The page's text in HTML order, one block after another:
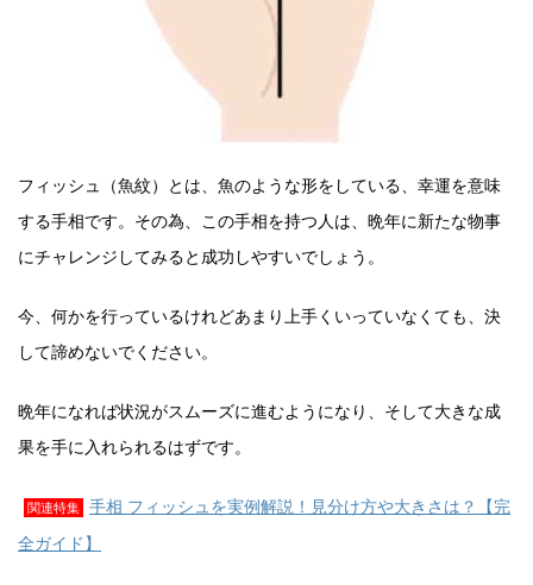
フィッシュ（魚紋）とは、魚のような形をしている、幸運を意味
する手相です。その為、この手相を持つ人は、晩年に新たな物事
にチャレンジしてみると成功しやすいでしょう。
今、何かを行っているけれどあまり上手くいっていなくても、決
して諦めないでください。
晩年になれば状況がスムーズに進むようになり、そして大きな成
果を手に入れられるはずです。
関連特集
手相 フィッシュを実例解説！見分け方や大きさは？【完
全ガイド】